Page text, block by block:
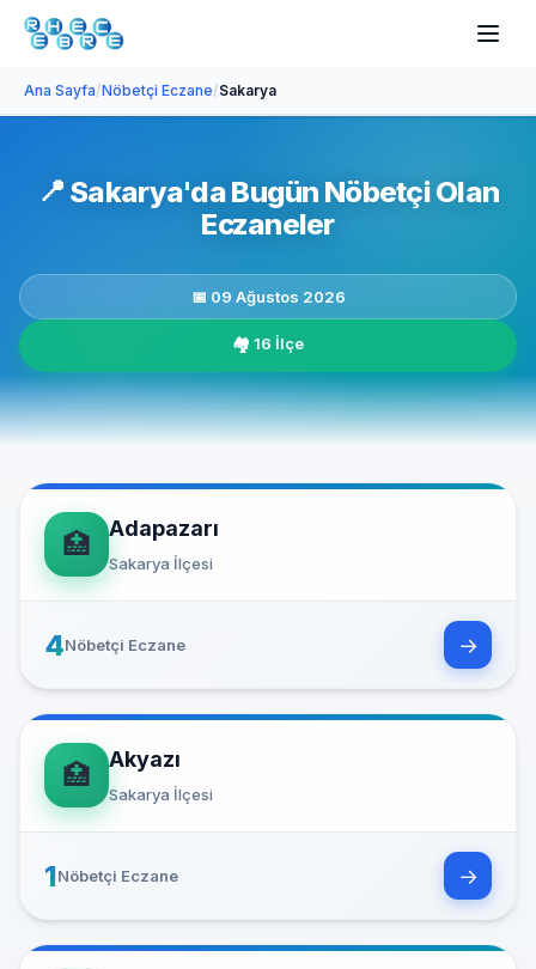
Ana Sayfa/Nöbetçi Eczane/Sakarya
📍 Sakarya'da Bugün Nöbetçi Olan
Eczaneler
📅 09 Ağustos 2026
🏘️ 16 İlçe
🏥 Adapazarı
Sakarya İlçesi
4Nöbetçi Eczane →
🏥 Akyazı
Sakarya İlçesi
1Nöbetçi Eczane →